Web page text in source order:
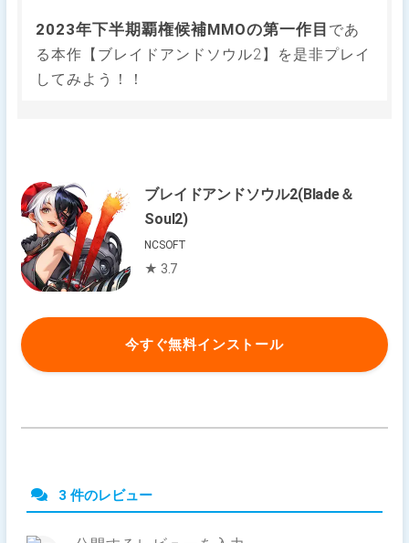
2023年下半期覇権候補MMOの第一作目 であ
る本作【ブレイドアンドソウル2】を是非プレイ
してみよう！！
ブレイドアンドソウル2(Blade＆
Soul2)
NCSOFT
★ 3.7
今すぐ無料インストール
3 件のレビュー